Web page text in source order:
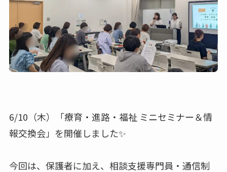
6/10（木）「療育・進路・福祉 ミニセミナー＆情
報交換会」を開催しました✨
今回は、保護者に加え、相談支援専門員・通信制